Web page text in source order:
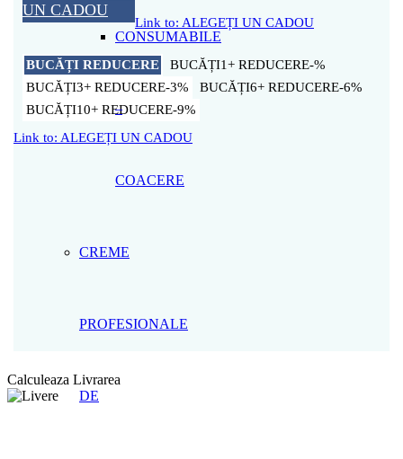
CONSUMABILE
–
COACERE
CREME
PROFESIONALE
DE
UN CADOU
Link to: ALEGEȚI UN CADOU
BUCĂȚI REDUCERE 1+
-%
3+
-3% 6+
-6%
10+
-9%
Link to: ALEGEȚI UN CADOU
Calculeaza Livrarea